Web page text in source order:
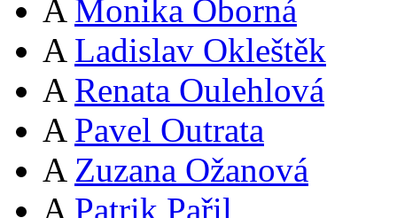
A Monika Oborná
A Ladislav Okleštěk
A Renata Oulehlová
A Pavel Outrata
A Zuzana Ožanová
A Patrik Pařil